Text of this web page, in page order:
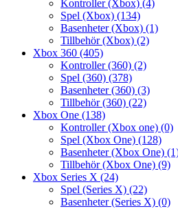
Kontroller (Xbox) (4)
Spel (Xbox) (134)
Basenheter (Xbox) (1)
Tillbehör (Xbox) (2)
Xbox 360 (405)
Kontroller (360) (2)
Spel (360) (378)
Basenheter (360) (3)
Tillbehör (360) (22)
Xbox One (138)
Kontroller (Xbox one) (0)
Spel (Xbox One) (128)
Basenheter (Xbox One)
Tillbehör (Xbox One) (9)
Xbox Series X (24)
Spel (Series X) (22)
Basenheter (Series X) (0)